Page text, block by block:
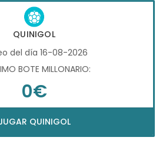
QUINIGOL
del día 16-08-2026
BOTE MILLONARIO:
0€
QUINIGOL